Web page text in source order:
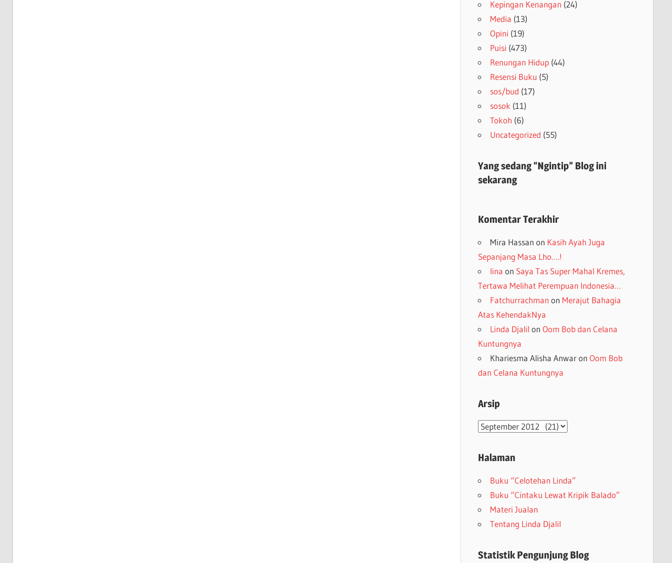
Kepingan Kenangan (24)
Media (13)
Opini (19)
Puisi (473)
Renungan Hidup(44)
Resensi Buku (5)
sos/bud (17)
sosok (11)
Tokoh (6)
Uncategorized (55)
Yang sedang “Ngintip” Blog ini
sekarang
Komentar Terakhir
Mira Hassan on Kasih Ayah Juga
Sepanjang Masa Lho….!
lina on Saya Tas Super Mahal Kremes,
Tertawa Melihat Perempuan Indonesia…
Fatchurrachman on Merajut Bahagia
Atas KehendakNya
Linda Djalil on Oom Bob dan Celana
Kuntungnya
Khariesma Alisha Anwaron Oom Bob
dan Celana Kuntungnya
Arsip
Arsip
Halaman
Buku “Celotehan Linda”
Buku “Cintaku Lewat Kripik Balado”
Materi Jualan
Tentang Linda Djalil
Statistik Pengunjung Blog